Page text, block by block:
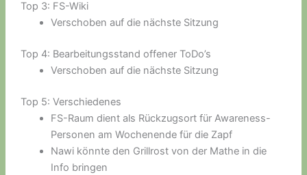
Top 3: FS-Wiki
Verschoben auf die nächste Sitzung
Top 4: Bearbeitungsstand offener ToDo’s
Verschoben auf die nächste Sitzung
Top 5: Verschiedenes
FS-Raum dient als Rückzugsort für Awareness-
Personen am Wochenende für die Zapf
Nawi könnte den Grillrost von der Mathe in die
Info bringen